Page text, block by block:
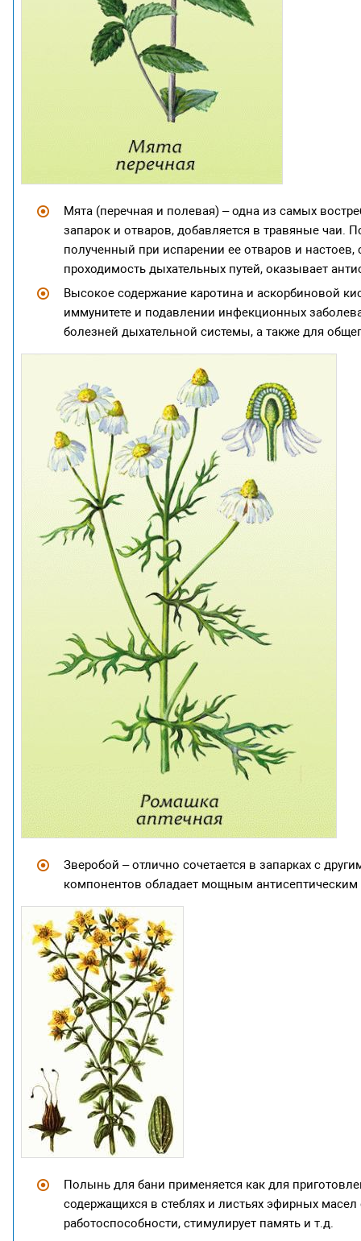
Мята (перечная и полевая) – одна из самых
запарок и отваров, добавляется в травяные чаи.
полученный при испарении ее отваров и настоев,
проходимость дыхательных путей, оказывает
Высокое содержание каротина и аскорбиновой
иммунитете и подавлении инфекционных
болезней дыхательной системы, а также для
Зверобой – отлично сочетается в запарках с
компонентов обладает мощным антисептическим
Полынь для бани применяется как для
содержащихся в стеблях и листьях эфирных
работоспособности, стимулирует память и т.д.